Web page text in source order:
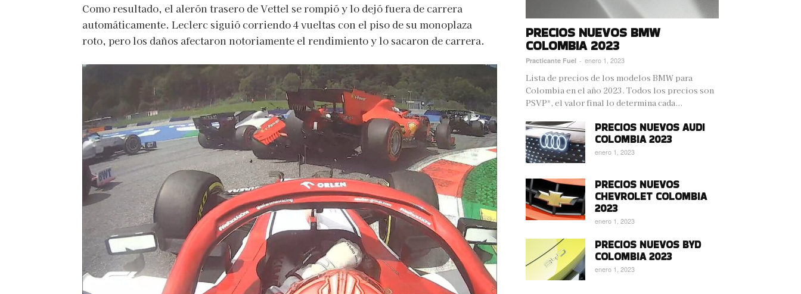
Como resultado, el alerón trasero de Vettel se rompió y lo dejó fuera de carrera
automáticamente. Leclerc siguió corriendo 4 vueltas con el piso de su monoplaza
roto, pero los daños afectaron notoriamente el rendimiento y lo sacaron de carrera.
PRECIOS NUEVOS BMW
COLOMBIA 2023
Practicante Fuel - enero 1, 2023
Lista de precios de los modelos BMW para
Colombia en el año 2023. Todos los precios son
PSVP*, el valor final lo determina cada...
PRECIOS NUEVOS AUDI
COLOMBIA 2023
enero 1, 2023
PRECIOS NUEVOS
CHEVROLET COLOMBIA
2023
enero 1, 2023
PRECIOS NUEVOS BYD
COLOMBIA 2023
enero 1, 2023